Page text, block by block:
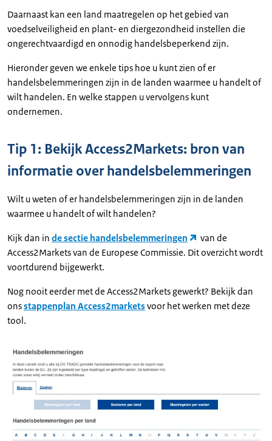
Daarnaast kan een land maatregelen op het gebied van
voedselveiligheid en plant- en diergezondheid instellen die
ongerechtvaardigd en onnodig handelsbeperkend zijn.
Hieronder geven we enkele tips hoe u kunt zien of er
handelsbelemmeringen zijn in de landen waarmee u handelt of
wilt handelen. En welke stappen u vervolgens kunt
ondernemen.
Tip 1: Bekijk Access2Markets: bron van
informatie over handelsbelemmeringen
Wilt u weten of er handelsbelemmeringen zijn in de landen
waarmee u handelt of wilt handelen?
Kijk dan in de sectie handelsbelemmeringen
van de
Access2Markets van de Europese Commissie. Dit overzicht wordt
voortdurend bijgewerkt.
Nog nooit eerder met de Access2Markets gewerkt? Bekijk dan
onsstappenplan Access2marketsvoor het werken met deze
tool.